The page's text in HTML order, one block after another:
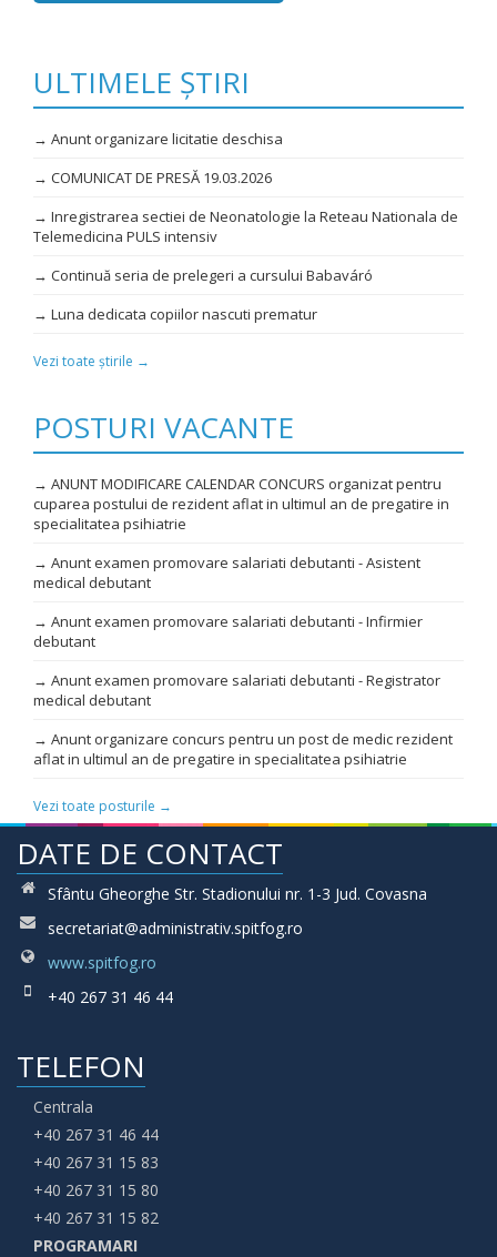
ULTIMELE ȘTIRI
→ Anunt organizare licitatie deschisa
→ COMUNICAT DE PRESĂ 19.03.2026
→ Inregistrarea sectiei de Neonatologie la Reteau Nationala de
Telemedicina PULS intensiv
→ Continuă seria de prelegeri a cursului Babaváró
→ Luna dedicata copiilor nascuti prematur
Vezi toate știrile →
POSTURI VACANTE
→ ANUNT MODIFICARE CALENDAR CONCURS organizat pentru
cuparea postului de rezident aflat in ultimul an de pregatire in
specialitatea psihiatrie
→ Anunt examen promovare salariati debutanti - Asistent
medical debutant
→ Anunt examen promovare salariati debutanti - Infirmier
debutant
→ Anunt examen promovare salariati debutanti - Registrator
medical debutant
→ Anunt organizare concurs pentru un post de medic rezident
aflat in ultimul an de pregatire in specialitatea psihiatrie
Vezi toate posturile →
DATE DE CONTACT
Sfântu Gheorghe Str. Stadionului nr. 1-3 Jud. Covasna
secretariat@administrativ.spitfog.ro
www.spitfog.ro
+40 267 31 46 44
TELEFON
Centrala
+40 267 31 46 44
+40 267 31 15 83
+40 267 31 15 80
+40 267 31 15 82
PROGRAMARI